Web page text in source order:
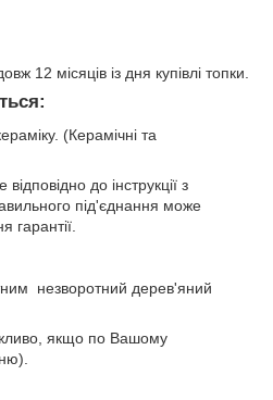
12 місяців із дня купівлі топки.
(Керамічні та
до інструкції з
під'єднання може
гарантії.
незворотний дерев'яний
якщо по Вашому